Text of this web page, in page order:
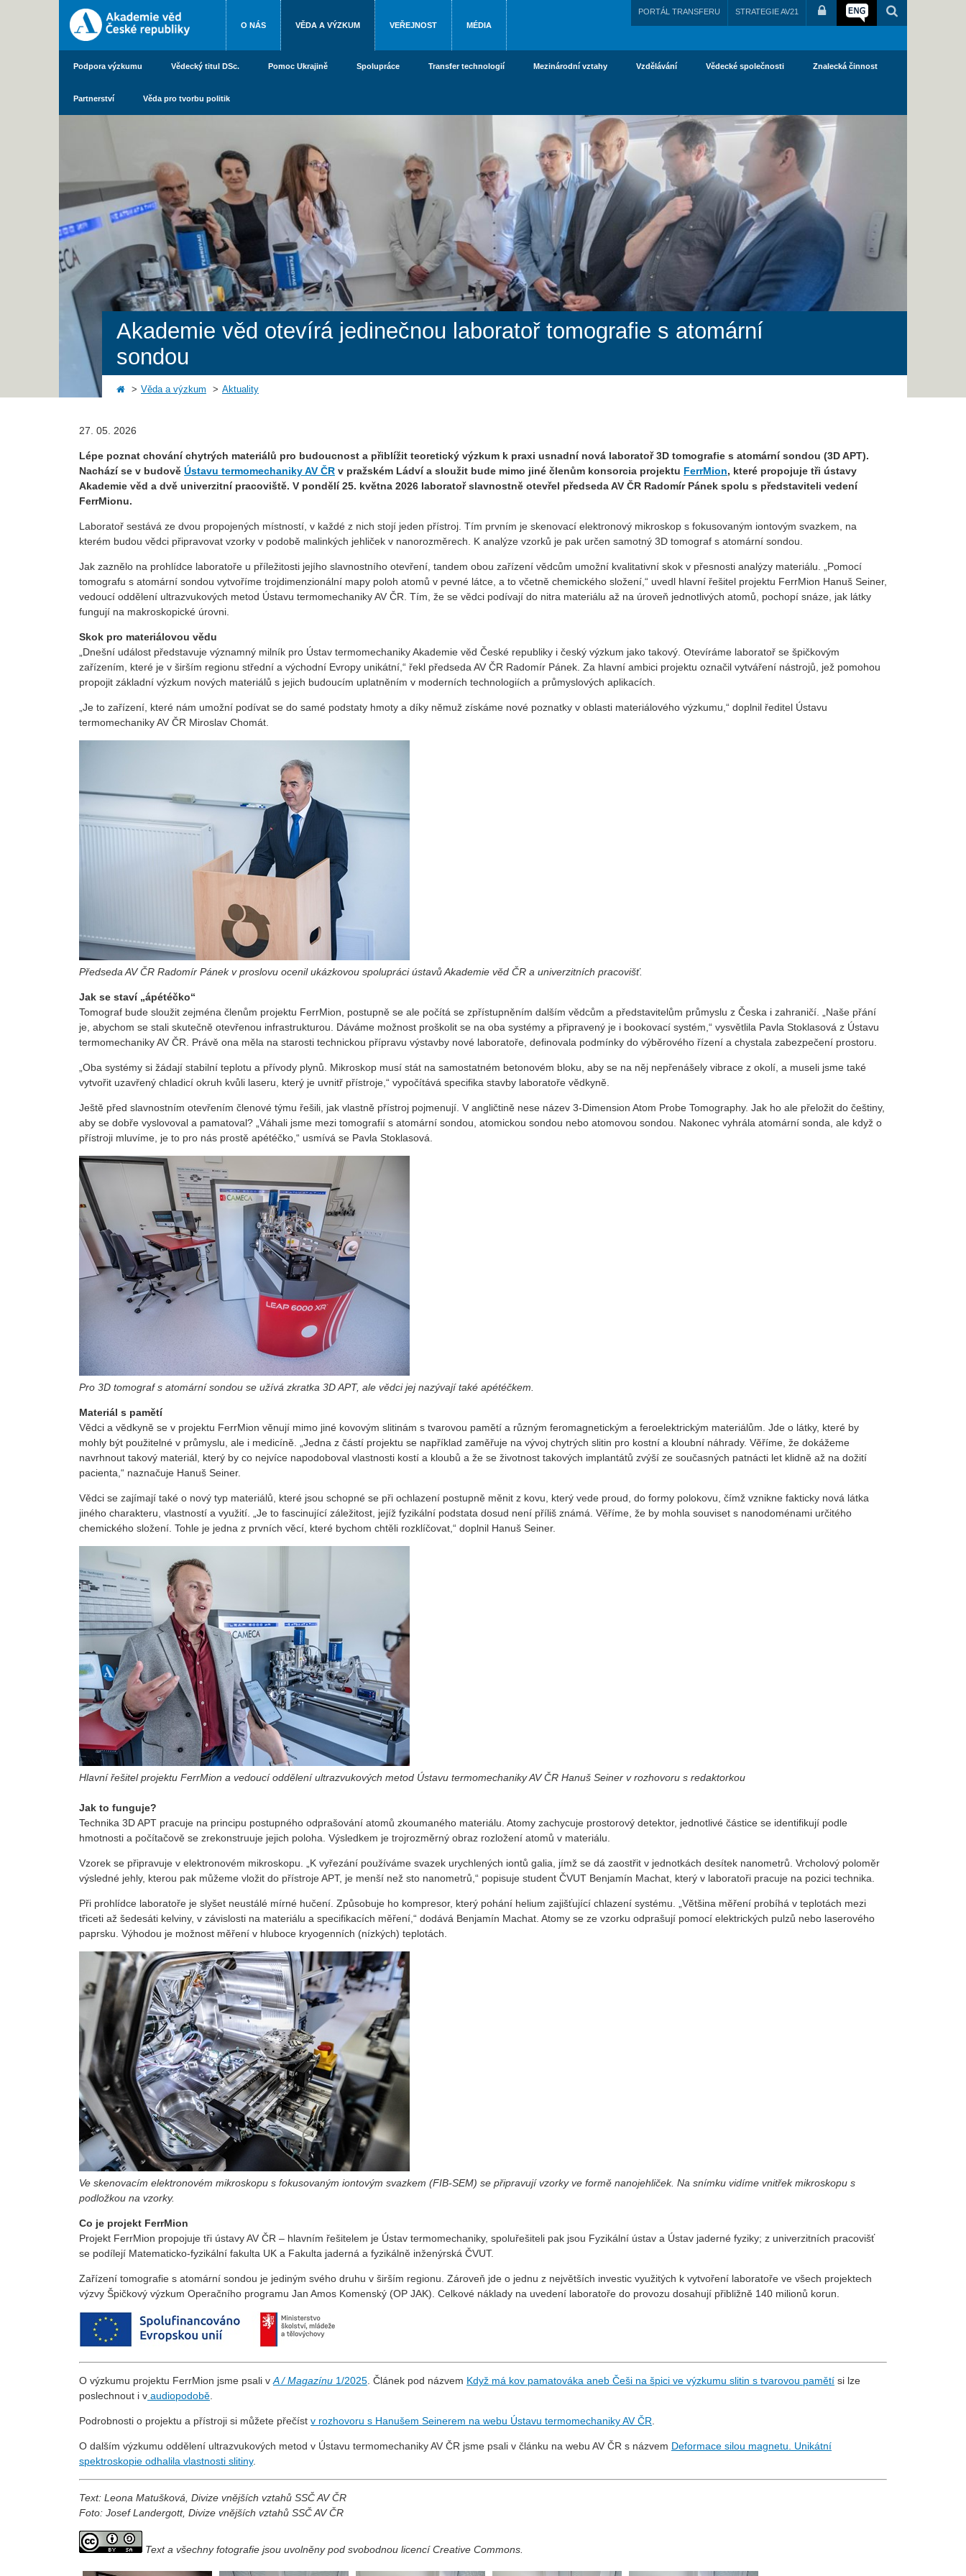
O NÁS VĚDA A VÝZKUM VEŘEJNOST MÉDIA
PORTÁL TRANSFERU STRATEGIE AV21
Podpora výzkumu Vědecký titul DSc. Pomoc Ukrajině Spolupráce Transfer technologií Mezinárodní vztahy Vzdělávání Vědecké společnosti Znalecká činnost
Partnerství Věda pro tvorbu politik
Akademie věd otevírá jedinečnou laboratoř tomografie s atomární
sondou
Věda a výzkum Aktuality
27. 05. 2026
Lépe poznat chování chytrých materiálů pro budoucnost a přiblížit teoretický výzkum k praxi usnadní nová laboratoř 3D tomografie s atomární sondou (3D APT).
Nachází se v budově Ústavu termomechaniky AV ČR v pražském Ládví a sloužit bude mimo jiné členům konsorcia projektu FerrMion, které propojuje tři ústavy
Akademie věd a dvě univerzitní pracoviště. V pondělí 25. května 2026 laboratoř slavnostně otevřel předseda AV ČR Radomír Pánek spolu s představiteli vedení
FerrMionu.
Laboratoř sestává ze dvou propojených místností, v každé z nich stojí jeden přístroj. Tím prvním je skenovací elektronový mikroskop s fokusovaným iontovým svazkem, na
kterém budou vědci připravovat vzorky v podobě malinkých jehliček v nanorozměrech. K analýze vzorků je pak určen samotný 3D tomograf s atomární sondou.
Jak zaznělo na prohlídce laboratoře u příležitosti jejího slavnostního otevření, tandem obou zařízení vědcům umožní kvalitativní skok v přesnosti analýzy materiálu. „Pomocí
tomografu s atomární sondou vytvoříme trojdimenzionální mapy poloh atomů v pevné látce, a to včetně chemického složení,“ uvedl hlavní řešitel projektu FerrMion Hanuš Seiner,
vedoucí oddělení ultrazvukových metod Ústavu termomechaniky AV ČR. Tím, že se vědci podívají do nitra materiálu až na úroveň jednotlivých atomů, pochopí snáze, jak látky
fungují na makroskopické úrovni.
Skok pro materiálovou vědu
„Dnešní událost představuje významný milník pro Ústav termomechaniky Akademie věd České republiky i český výzkum jako takový. Otevíráme laboratoř se špičkovým
zařízením, které je v širším regionu střední a východní Evropy unikátní,“ řekl předseda AV ČR Radomír Pánek. Za hlavní ambici projektu označil vytváření nástrojů, jež pomohou
propojit základní výzkum nových materiálů s jejich budoucím uplatněním v moderních technologiích a průmyslových aplikacích.
„Je to zařízení, které nám umožní podívat se do samé podstaty hmoty a díky němuž získáme nové poznatky v oblasti materiálového výzkumu,“ doplnil ředitel Ústavu
termomechaniky AV ČR Miroslav Chomát.
Předseda AV ČR Radomír Pánek v proslovu ocenil ukázkovou spolupráci ústavů Akademie věd ČR a univerzitních pracovišť.
Jak se staví „ápétéčko“
Tomograf bude sloužit zejména členům projektu FerrMion, postupně se ale počítá se zpřístupněním dalším vědcům a představitelům průmyslu z Česka i zahraničí. „Naše přání
je, abychom se stali skutečně otevřenou infrastrukturou. Dáváme možnost proškolit se na oba systémy a připravený je i bookovací systém,“ vysvětlila Pavla Stoklasová z Ústavu
termomechaniky AV ČR. Právě ona měla na starosti technickou přípravu výstavby nové laboratoře, definovala podmínky do výběrového řízení a chystala zabezpečení prostoru.
„Oba systémy si žádají stabilní teplotu a přívody plynů. Mikroskop musí stát na samostatném betonovém bloku, aby se na něj nepřenášely vibrace z okolí, a museli jsme také
vytvořit uzavřený chladicí okruh kvůli laseru, který je uvnitř přístroje,“ vypočítává specifika stavby laboratoře vědkyně.
Ještě před slavnostním otevřením členové týmu řešili, jak vlastně přístroj pojmenují. V angličtině nese název 3-Dimension Atom Probe Tomography. Jak ho ale přeložit do češtiny,
aby se dobře vyslovoval a pamatoval? „Váhali jsme mezi tomografií s atomární sondou, atomickou sondou nebo atomovou sondou. Nakonec vyhrála atomární sonda, ale když o
přístroji mluvíme, je to pro nás prostě apétéčko,“ usmívá se Pavla Stoklasová.
Pro 3D tomograf s atomární sondou se užívá zkratka 3D APT, ale vědci jej nazývají také apétéčkem.
Materiál s pamětí
Vědci a vědkyně se v projektu FerrMion věnují mimo jiné kovovým slitinám s tvarovou pamětí a různým feromagnetickým a feroelektrickým materiálům. Jde o látky, které by
mohly být použitelné v průmyslu, ale i medicíně. „Jedna z částí projektu se například zaměřuje na vývoj chytrých slitin pro kostní a kloubní náhrady. Věříme, že dokážeme
navrhnout takový materiál, který by co nejvíce napodoboval vlastnosti kostí a kloubů a že se životnost takových implantátů zvýší ze současných patnácti let klidně až na dožití
pacienta,“ naznačuje Hanuš Seiner.
Vědci se zajímají také o nový typ materiálů, které jsou schopné se při ochlazení postupně měnit z kovu, který vede proud, do formy polokovu, čímž vznikne fakticky nová látka
jiného charakteru, vlastností a využití. „Je to fascinující záležitost, jejíž fyzikální podstata dosud není příliš známá. Věříme, že by mohla souviset s nanodoménami určitého
chemického složení. Tohle je jedna z prvních věcí, které bychom chtěli rozklíčovat,“ doplnil Hanuš Seiner.
Hlavní řešitel projektu FerrMion a vedoucí oddělení ultrazvukových metod Ústavu termomechaniky AV ČR Hanuš Seiner v rozhovoru s redaktorkou
Jak to funguje?
Technika 3D APT pracuje na principu postupného odprašování atomů zkoumaného materiálu. Atomy zachycuje prostorový detektor, jednotlivé částice se identifikují podle
hmotnosti a počítačově se zrekonstruuje jejich poloha. Výsledkem je trojrozměrný obraz rozložení atomů v materiálu.
Vzorek se připravuje v elektronovém mikroskopu. „K vyřezání používáme svazek urychlených iontů galia, jímž se dá zaostřit v jednotkách desítek nanometrů. Vrcholový poloměr
výsledné jehly, kterou pak můžeme vložit do přístroje APT, je menší než sto nanometrů,“ popisuje student ČVUT Benjamín Machat, který v laboratoři pracuje na pozici technika.
Při prohlídce laboratoře je slyšet neustálé mírné hučení. Způsobuje ho kompresor, který pohání helium zajišťující chlazení systému. „Většina měření probíhá v teplotách mezi
třiceti až šedesáti kelviny, v závislosti na materiálu a specifikacích měření,“ dodává Benjamín Machat. Atomy se ze vzorku odprašují pomocí elektrických pulzů nebo laserového
paprsku. Výhodou je možnost měření v hluboce kryogenních (nízkých) teplotách.
Ve skenovacím elektronovém mikroskopu s fokusovaným iontovým svazkem (FIB-SEM) se připravují vzorky ve formě nanojehliček. Na snímku vidíme vnitřek mikroskopu s
podložkou na vzorky.
Co je projekt FerrMion
Projekt FerrMion propojuje tři ústavy AV ČR – hlavním řešitelem je Ústav termomechaniky, spoluřešiteli pak jsou Fyzikální ústav a Ústav jaderné fyziky; z univerzitních pracovišť
se podílejí Matematicko-fyzikální fakulta UK a Fakulta jaderná a fyzikálně inženýrská ČVUT.
Zařízení tomografie s atomární sondou je jediným svého druhu v širším regionu. Zároveň jde o jednu z největších investic využitých k vytvoření laboratoře ve všech projektech
výzvy Špičkový výzkum Operačního programu Jan Amos Komenský (OP JAK). Celkové náklady na uvedení laboratoře do provozu dosahují přibližně 140 milionů korun.
O výzkumu projektu FerrMion jsme psali vA / Magazínu 1/2025. Článek pod názvem Když má kov pamatováka aneb Češi na špici ve výzkumu slitin s tvarovou pamětí si lze
poslechnout i v audiopodobě.
Podrobnosti o projektu a přístroji si můžete přečíst v rozhovoru s Hanušem Seinerem na webu Ústavu termomechaniky AV ČR.
O dalším výzkumu oddělení ultrazvukových metod v Ústavu termomechaniky AV ČR jsme psali v článku na webu AV ČR s názvem Deformace silou magnetu. Unikátní
spektroskopie odhalila vlastnosti slitiny.
Text: Leona Matušková, Divize vnějších vztahů SSČ AV ČR
Foto: Josef Landergott, Divize vnějších vztahů SSČ AV ČR
Text a všechny fotografie jsou uvolněny pod svobodnou licencí Creative Commons.